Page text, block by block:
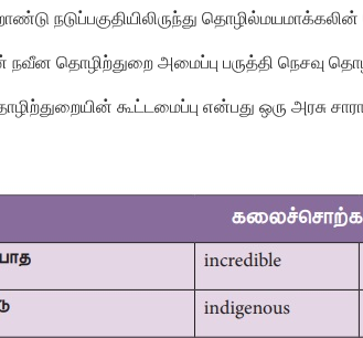
நடுப்பகுதியிலிருந்து
நவீன தொழிற்துறை அமைப்பு பருத்தி நெசவு
கூட்டமைப்பு என்பது ஒரு அரசு